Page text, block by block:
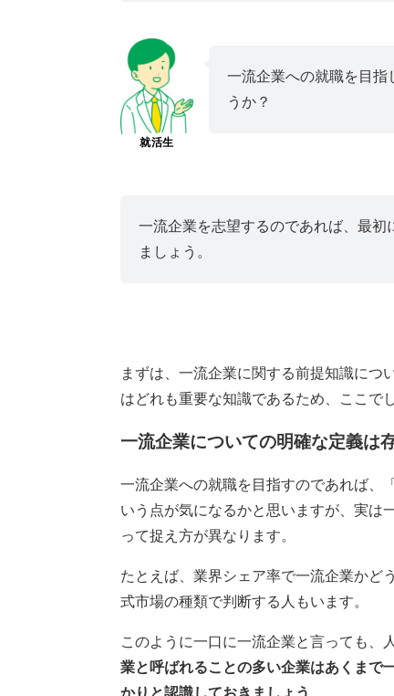
就活生
一流企業への就職を目指
うか？
一流企業を志望するのであれば、最初
ましょう。
まずは、一流企業に関する前提知識につ
はどれも重要な知識であるため、ここで
一流企業についての明確な定義は
一流企業への就職を目指すのであれば、
いう点が気になるかと思いますが、実は
って捉え方が異なります。
たとえば、業界シェア率で一流企業かど
式市場の種類で判断する人もいます。
このように一口に一流企業と言っても、
業と呼ばれることの多い企業はあくまで
かりと認識しておきましょう